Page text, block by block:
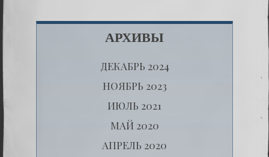
АРХИВЫ
ДЕКАБРЬ 2024
НОЯБРЬ 2023
ИЮЛЬ 2021
МАЙ 2020
АПРЕЛЬ 2020